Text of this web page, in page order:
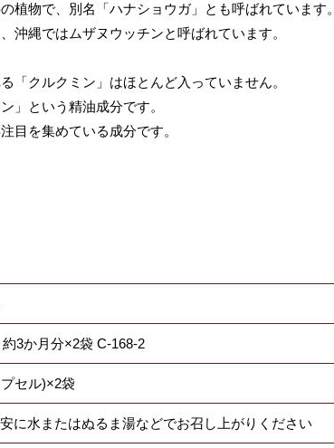
植物で、別名「ハナショウガ」とも呼ばれています。
沖縄ではムザヌウッチンと呼ばれています。
「クルクミン」はほとんど入っていません。
」という精油成分です。
目を集めている成分です。
3か月分×2袋 C-168-2
セル)×2袋
に水またはぬるま湯などでお召し上がりください